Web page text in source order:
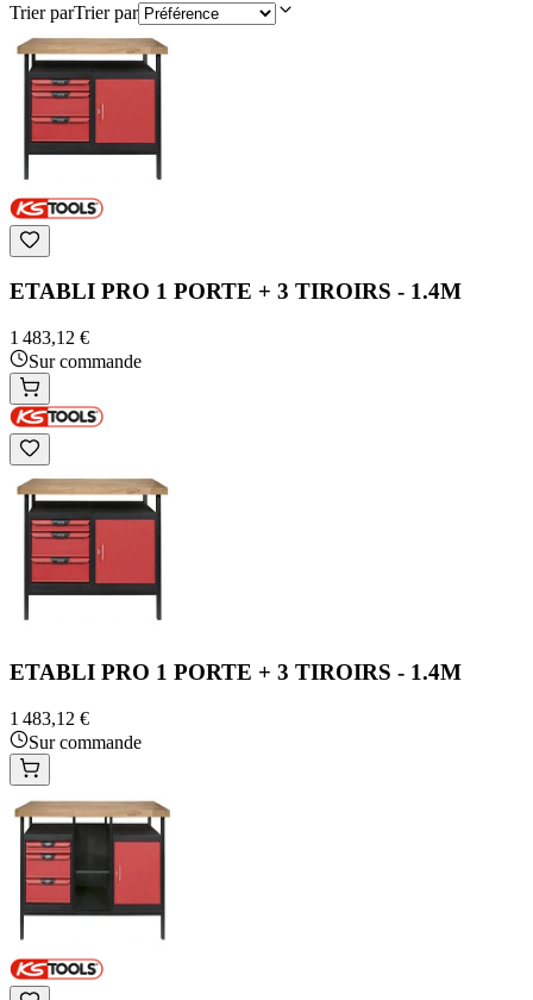
Trier parTrier par
ETABLI PRO 1 PORTE + 3 TIROIRS - 1.4M
1 483,12 €
Sur commande
ETABLI PRO 1 PORTE + 3 TIROIRS - 1.4M
1 483,12 €
Sur commande